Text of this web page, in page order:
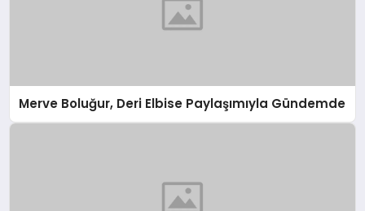
Merve Boluğur, Deri Elbise Paylaşımıyla Gündemde